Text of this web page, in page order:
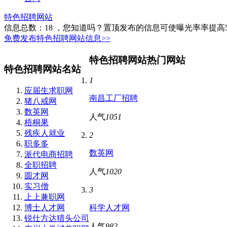
特色招聘网站
信息总数： 18 ，您知道吗？置顶发布的信息可使曝光率率提高
免费发布特色招聘网站信息>>
特色招聘网站名站
应届生求职网
猪八戒网
数英网
梧桐果
残疾人就业
职多多
派代电商招聘
全职招聘
圆才网
实习僧
上上兼职网
博士人才网
锐仕方达猎头公司
特色招聘网站热门网站
1
南昌工厂招聘
人气1051
2
数英网
人气1020
3
科学人才网